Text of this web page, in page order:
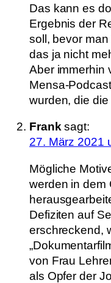
Das kann es
Ergebnis der
soll, bevor
das ja nicht
Aber immerhin
Mensa-
wurden, die
Frank sagt:
27. März 2021
Mögliche
werden in dem
Defiziten auf
erschreckend,
von Frau
als Opfer der